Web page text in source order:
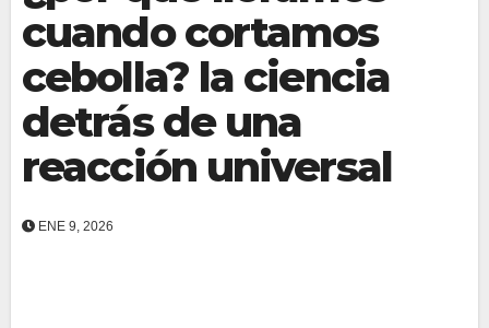
cuando cortamos
cebolla? la ciencia
detrás de una
reacción universal
ENE 9, 2026